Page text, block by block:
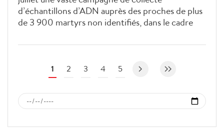
d’échantillons d’ADN auprès des proches de plus
de 3 900 martyrs non identifiés, dans le cadre
identité et à honorer leur mémoire.
1 2 3 4 5